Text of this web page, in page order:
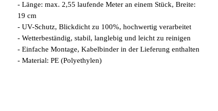
- Länge: max. 2,55 laufende Meter an einem Stück, Breite:
19 cm
- UV-Schutz, Blickdicht zu 100%, hochwertig verarbeitet
- Wetterbeständig, stabil, langlebig und leicht zu reinigen
- Einfache Montage, Kabelbinder in der Lieferung enthalten
- Material: PE (Polyethylen)